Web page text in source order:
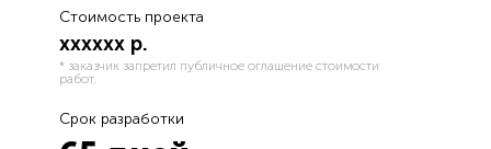
Стоимость проекта
хххххх р.
* заказчик запретил публичное оглашение стоимости
работ.
Срок разработки